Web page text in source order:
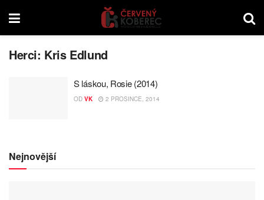
Herci: Kris Edlund
S láskou, Rosie (2014)
OD VK 2 PROSINCE, 2014
Nejnovější